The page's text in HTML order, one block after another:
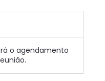
o agendamento